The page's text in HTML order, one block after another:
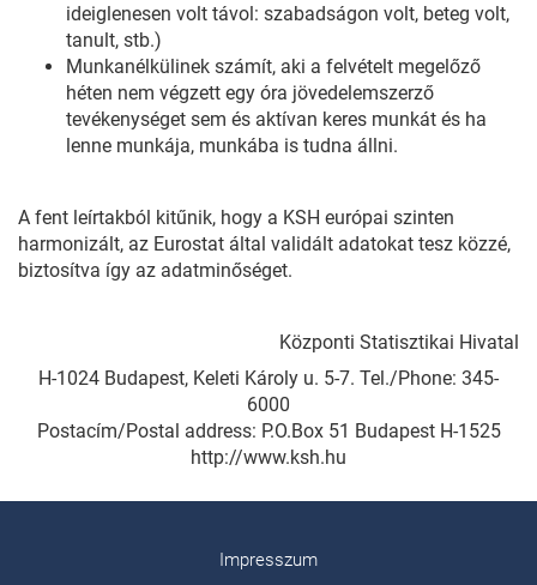
ideiglenesen volt távol: szabadságon volt, beteg volt,
tanult, stb.)
Munkanélkülinek számít, aki a felvételt megelőző
héten nem végzett egy óra jövedelemszerző
tevékenységet sem és aktívan keres munkát és ha
lenne munkája, munkába is tudna állni.
A fent leírtakból kitűnik, hogy a KSH európai szinten
harmonizált, az Eurostat által validált adatokat tesz közzé,
biztosítva így az adatminőséget.
Központi Statisztikai Hivatal
H-1024 Budapest, Keleti Károly u. 5-7. Tel./Phone: 345-
6000
Postacím/Postal address: P.O.Box 51 Budapest H-1525
http://www.ksh.hu
Impresszum